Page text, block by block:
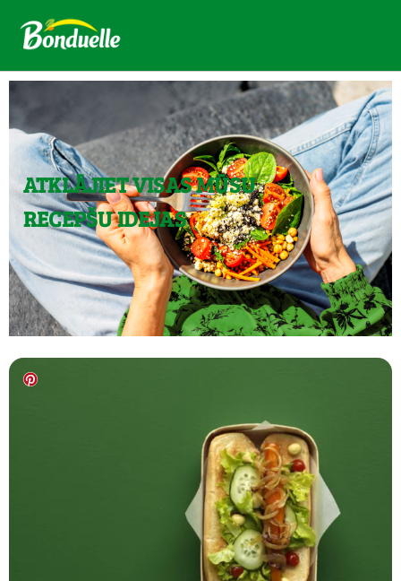
ATKLĀJIET VISAS MŪSU
RECEPŠU IDEJAS